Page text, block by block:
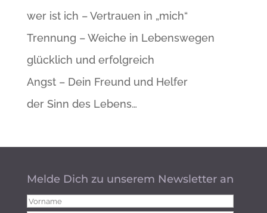
wer ist ich – Vertrauen in „mich“
Trennung – Weiche in Lebenswegen
glücklich und erfolgreich
Angst – Dein Freund und Helfer
der Sinn des Lebens…
Melde Dich zu unserem Newsletter an